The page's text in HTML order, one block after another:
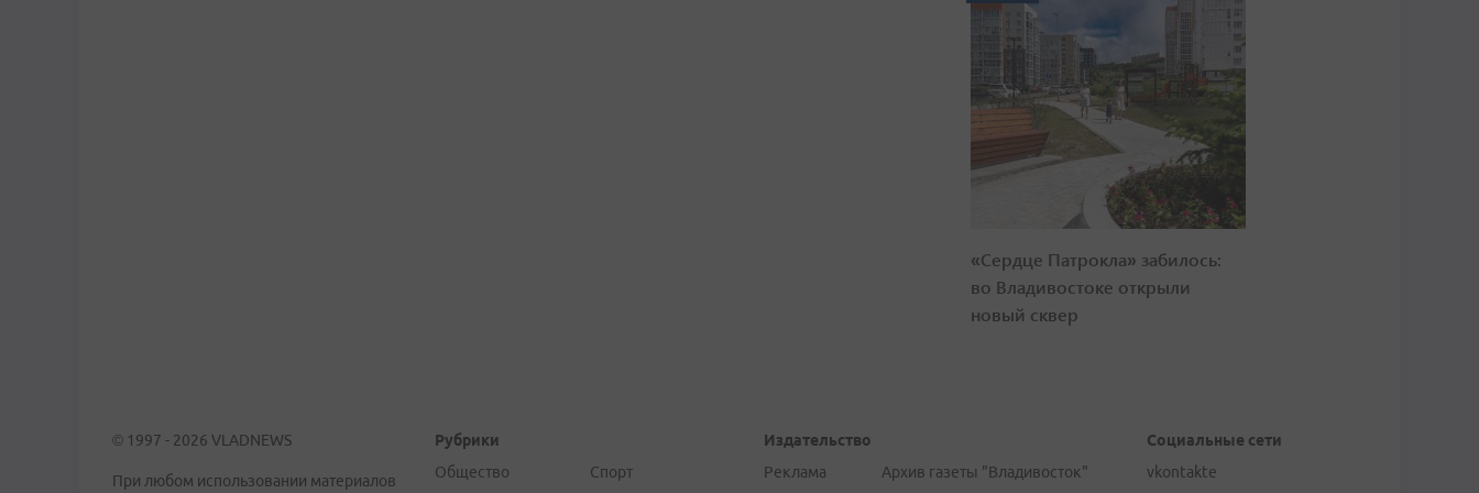
«Сердце Патрокла» забилось:
во Владивостоке открыли
новый сквер
© 1997 - 2026 VLADNEWS
При любом использовании материалов
Рубрики
Общество
Спорт
Издательство
Реклама
Архив газеты "Владивосток"
Социальные сети
vkontakte